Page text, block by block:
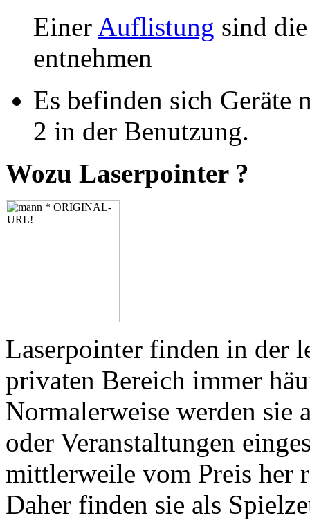
Einer Auflistung sind
entnehmen
Es befinden sich Geräte
2 in der Benutzung.
Wozu Laserpointer ?
Laserpointer finden in der
privaten Bereich immer
Normalerweise werden sie
oder Veranstaltungen
mittlerweile vom Preis her
Daher finden sie als